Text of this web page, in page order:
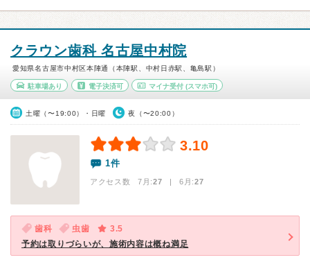
クラウン歯科 名古屋中村院
愛知県名古屋市中村区本陣通（本陣駅、中村日赤駅、亀島駅）
駐車場あり 電子決済可 マイナ受付 (スマホ可)
土曜（〜19:00）・日曜 夜（〜20:00）
3.10
1件
アクセス数 7月:27 | 6月:27
歯科 虫歯
3.5
予約は取りづらいが、施術内容は概ね満足